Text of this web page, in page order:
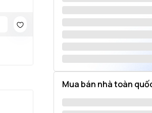
Mua bán nhà toàn